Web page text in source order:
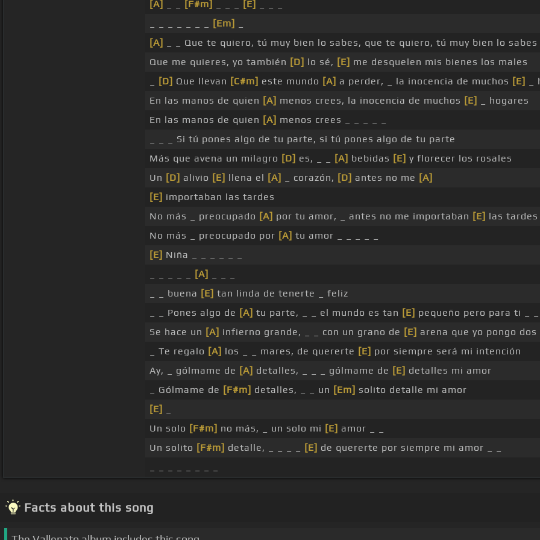
[A]
[F#m] [E]
[Em]
[A]
_ _ Que te quiero, tú muy bien lo sabes, que te quiero, tú muy bien lo sabes
Que me quieres, yo también [D] lo sé, [E] me desquelen mis bienes los males
[D] Que llevan [C#m] este mundo [A] a perder, _ la inocencia de muchos [E]
_
En las manos de quien [A] menos crees, la inocencia de muchos [E]
_ hogares
En las manos de quien [A] menos crees _ _ _ _ _
_ _ _ Si tú pones algo de tu parte, si tú pones algo de tu parte
Más que avena un milagro [D] es, _ _ [A] bebidas [E] y florecer los rosales
Un [D] alivio [E] llena el [A] _ corazón, [D] antes no me [A]
[E] importaban las tardes
No más _ preocupado [A] por tu amor, _ antes no me importaban [E] las tardes
No más _ preocupado por [A] tu amor _ _ _ _ _
[E] Niña _ _ _ _ _ _
[A]
_ _ buena [E] tan linda de tenerte _ feliz
_ _ Pones algo de [A] tu parte, _ _ el mundo es tan [E] pequeño pero para ti _ _
Se hace un [A] infierno grande, _ _ con un grano de [E] arena que yo pongo dos
_ Te regalo [A] los _ _ mares, de quererte [E] por siempre será mi intención
Ay, _ gólmame de [A] detalles, _ _ _ gólmame de [E] detalles mi amor
_ Gólmame de [F#m] detalles, _ _ un [Em] solito detalle mi amor
[E]
Un solo [F#m] no más, _ un solo mi [E] amor _ _
Un solito [F#m] detalle, _ _ _ _ [E] de quererte por siempre mi amor _ _
Facts about this song